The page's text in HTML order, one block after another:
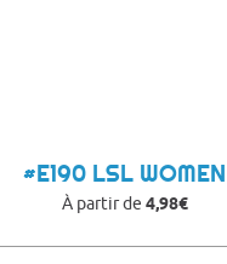
#E190 LSL WOMEN
À partir de 4,98€